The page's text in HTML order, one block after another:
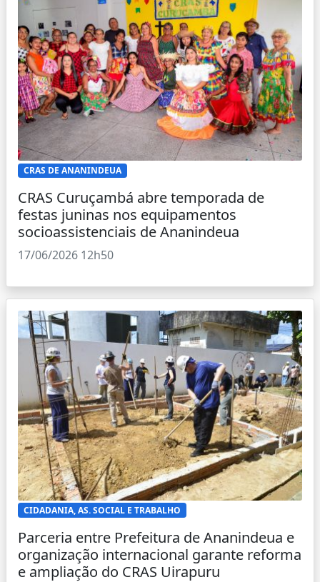
CRAS DE ANANINDEUA
CRAS Curuçambá abre temporada de
festas juninas nos equipamentos
socioassistenciais de Ananindeua
17/06/2026 12h50
CIDADANIA, AS. SOCIAL E TRABALHO
Parceria entre Prefeitura de Ananindeua e
organização internacional garante reforma
e ampliação do CRAS Uirapuru